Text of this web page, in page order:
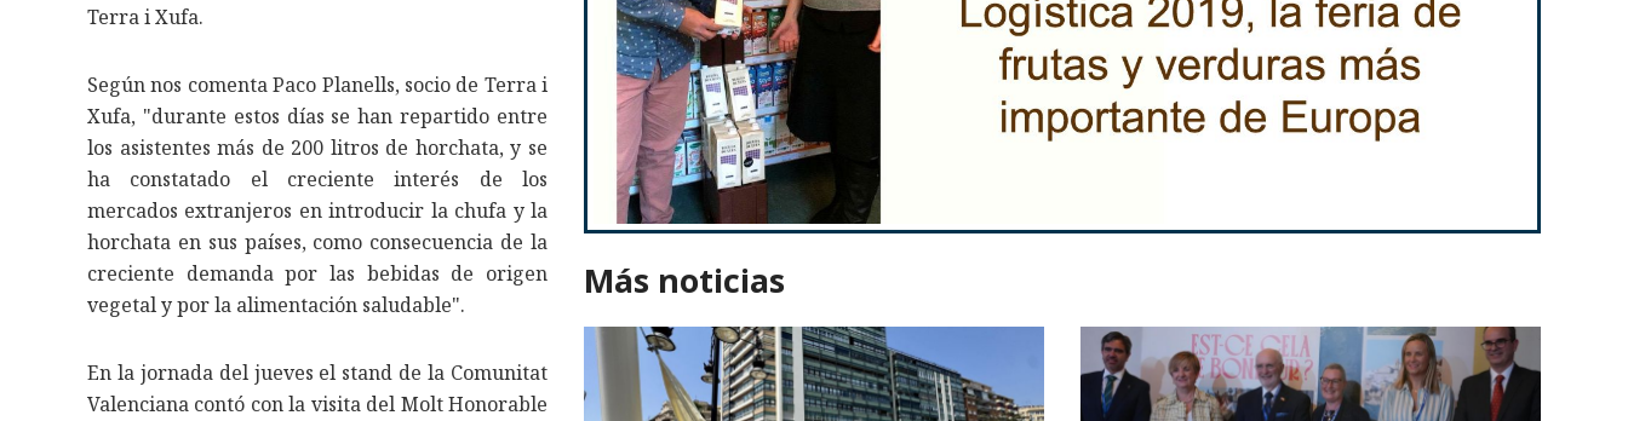
Terra i Xufa.
Según nos comenta Paco Planells, socio de Terra i
Xufa, "durante estos días se han repartido entre
los asistentes más de 200 litros de horchata, y se
ha constatado el creciente interés de los
mercados extranjeros en introducir la chufa y la
horchata en sus países, como consecuencia de la
creciente demanda por las bebidas de origen
vegetal y por la alimentación saludable".
En la jornada del jueves el stand de la Comunitat
Valenciana contó con la visita del Molt Honorable
Más noticias